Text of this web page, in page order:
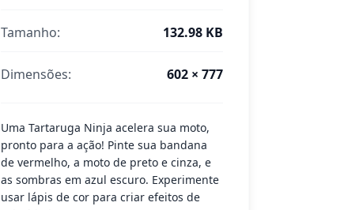
Tamanho: 132.98 KB
Dimensões: 602 × 777
Uma Tartaruga Ninja acelera sua moto,
pronto para a ação! Pinte sua bandana
de vermelho, a moto de preto e cinza, e
as sombras em azul escuro. Experimente
usar lápis de cor para criar efeitos de